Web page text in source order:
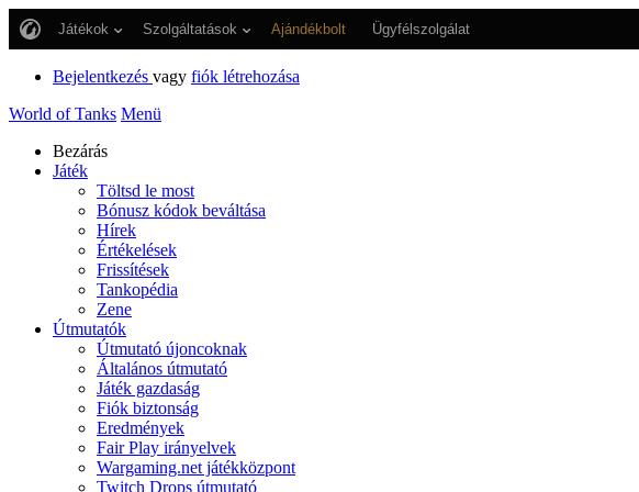
Játékok Szolgáltatások Ajándékbolt Ügyfélszolgálat
Bejelentkezés vagy fiók létrehozása
World of Tanks Menü
Bezárás
Játék
Töltsd le most
Bónusz kódok beváltása
Hírek
Értékelések
Frissítések
Tankopédia
Zene
Útmutatók
Útmutató újoncoknak
Általános útmutató
Játék gazdaság
Fiók biztonság
Eredmények
Fair Play irányelvek
Wargaming.net játékközpont
Twitch Drops útmutató